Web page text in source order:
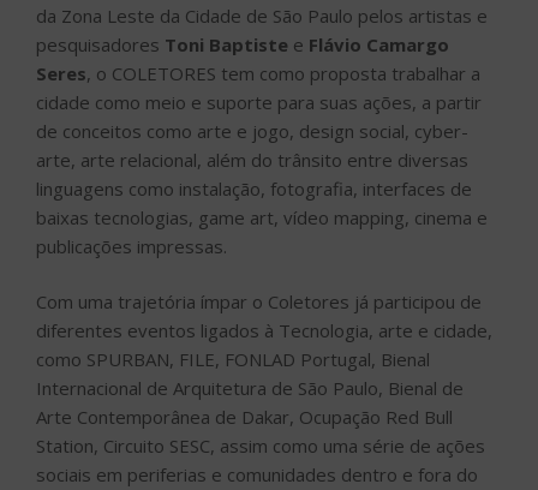
da Zona Leste da Cidade de São Paulo pelos artistas e
pesquisadores Toni Baptiste e Flávio Camargo
Seres, o COLETORES tem como proposta trabalhar a
cidade como meio e suporte para suas ações, a partir
de conceitos como arte e jogo, design social, cyber-
arte, arte relacional, além do trânsito entre diversas
linguagens como instalação, fotografia, interfaces de
baixas tecnologias, game art, vídeo mapping, cinema e
publicações impressas.
Com uma trajetória ímpar o Coletores já participou de
diferentes eventos ligados à Tecnologia, arte e cidade,
como SPURBAN, FILE, FONLAD Portugal, Bienal
Internacional de Arquitetura de São Paulo, Bienal de
Arte Contemporânea de Dakar, Ocupação Red Bull
Station, Circuito SESC, assim como uma série de ações
sociais em periferias e comunidades dentro e fora do